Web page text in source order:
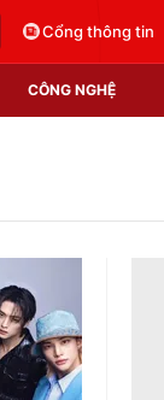
Cổng thông tin
CÔNG NGHỆ